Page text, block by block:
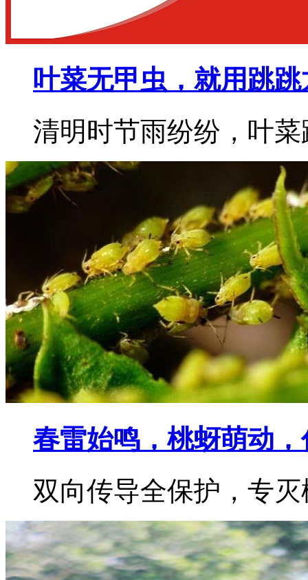
叶菜无甲虫，就用跳
清明时节雨纷纷，叶
春雷始鸣，桃蚜萌动
双向传导全保护，专